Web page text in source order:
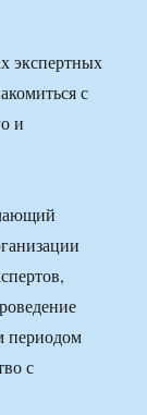
экспертных
с
и
периодом
с